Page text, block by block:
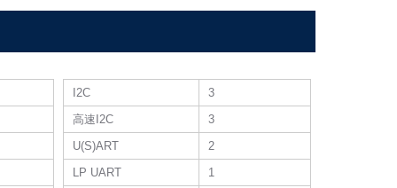
I2C
3
高速I2C
3
U(S)ART
2
LP UART
1